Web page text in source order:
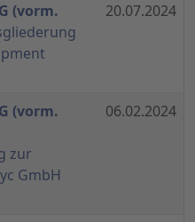
(vorm.
20.07.2024
(vorm.
zur
GmbH
06.02.2024